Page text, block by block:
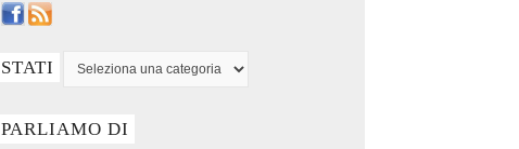
STATI
PARLIAMO DI